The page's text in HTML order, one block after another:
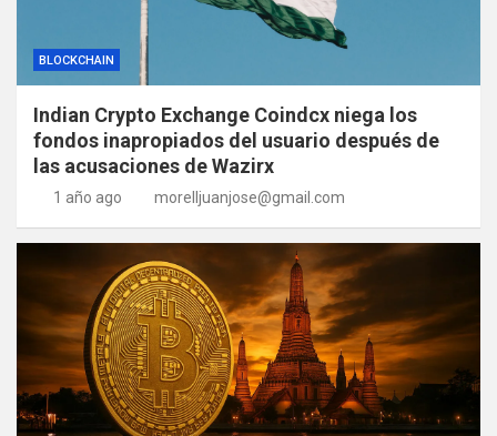
BLOCKCHAIN
Indian Crypto Exchange Coindcx niega los
fondos inapropiados del usuario después de
las acusaciones de Wazirx
1 año ago morelljuanjose@gmail.com